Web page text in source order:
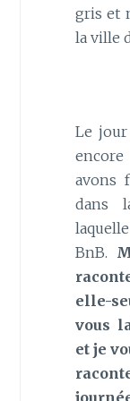
gris et
la ville
Le
avons
dans
BnB.
elle-
vous
et je